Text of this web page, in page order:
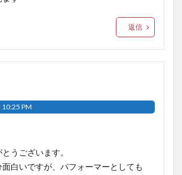
返信
PM
うございます。
面白いですが、パフォーマーとしても